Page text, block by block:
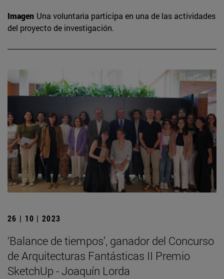
Imagen Una voluntaria participa en una de las actividades
del proyecto de investigación.
26 | 10 | 2023
‘Balance de tiempos’, ganador del Concurso
de Arquitecturas Fantásticas II Premio
SketchUp - Joaquín Lorda